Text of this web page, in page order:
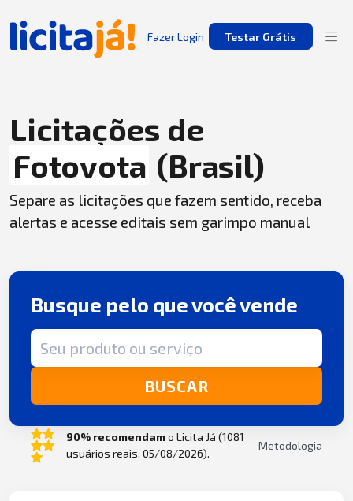
Fazer Login Testar Grátis
Licitações de
Fotovota (Brasil)
Separe as licitações que fazem sentido, receba
alertas e acesse editais sem garimpo manual
Busque pelo que você vende
Termo de busca
BUSCAR
90% recomendamo Licita Já (1081
usuários reais, 05/08/2026).
Metodologia